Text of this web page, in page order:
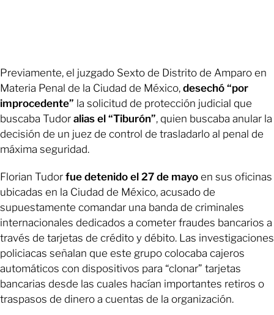
Previamente, el juzgado Sexto de Distrito de Amparo en
Materia Penal de la Ciudad de México, desechó “por
improcedente” la solicitud de protección judicial que
buscaba Tudor alias el “Tiburón”, quien buscaba anular la
decisión de un juez de control de trasladarlo al penal de
máxima seguridad.
Florian Tudor fue detenido el 27 de mayo en sus oficinas
ubicadas en la Ciudad de México, acusado de
supuestamente comandar una banda de criminales
internacionales dedicados a cometer fraudes bancarios a
través de tarjetas de crédito y débito. Las investigaciones
policiacas señalan que este grupo colocaba cajeros
automáticos con dispositivos para “clonar” tarjetas
bancarias desde las cuales hacían importantes retiros o
traspasos de dinero a cuentas de la organización.